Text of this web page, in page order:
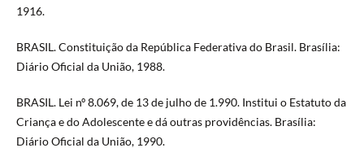
1916.
BRASIL. Constituição da República Federativa do Brasil. Brasília:
Diário Oficial da União, 1988.
BRASIL. Lei nº 8.069, de 13 de julho de 1.990. Institui o Estatuto da
Criança e do Adolescente e dá outras providências. Brasília:
Diário Oficial da União, 1990.